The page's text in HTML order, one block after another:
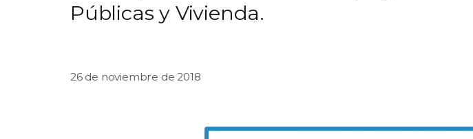
Públicas y Vivienda.
26 de noviembre de 2018